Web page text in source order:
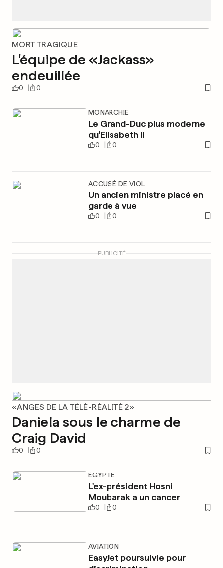
MORT TRAGIQUE
L'équipe de «Jackass»
endeuillée
0 0
MONARCHIE
Le Grand-Duc plus moderne
qu'Elisabeth II
0 0
ACCUSÉ DE VIOL
Un ancien ministre placé en
garde à vue
0 0
PUBLICITÉ
«ANGES DE LA TÉLÉ-RÉALITÉ 2»
Daniela sous le charme de
Craig David
0 0
ÉGYPTE
L'ex-président Hosni
Moubarak a un cancer
0 0
AVIATION
EasyJet poursuivie pour